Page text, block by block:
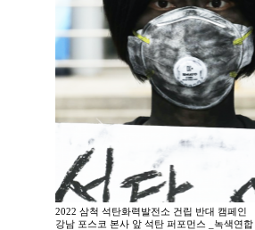
2022 삼척 석탄화력발전소 건립 반대 캠페인
강남 포스코 본사 앞 석탄 퍼포먼스 _녹색연합